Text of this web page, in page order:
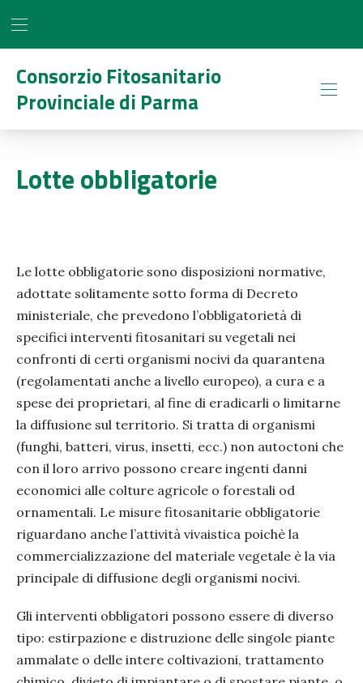
BAR NAVIGATION
Consorzio Fitosanitario
Provinciale di Parma
Lotte obbligatorie
Le lotte obbligatorie sono disposizioni normative,
adottate solitamente sotto forma di Decreto
ministeriale, che prevedono l’obbligatorietà di
specifici interventi fitosanitari su vegetali nei
confronti di certi organismi nocivi da quarantena
(regolamentati anche a livello europeo), a cura e a
spese dei proprietari, al fine di eradicarli o limitarne
la diffusione sul territorio. Si tratta di organismi
(funghi, batteri, virus, insetti, ecc.) non autoctoni che
con il loro arrivo possono creare ingenti danni
economici alle colture agricole o forestali od
ornamentali. Le misure fitosanitarie obbligatorie
riguardano anche l’attività vivaistica poichè la
commercializzazione del materiale vegetale è la via
principale di diffusione degli organismi nocivi.
Gli interventi obbligatori possono essere di diverso
tipo: estirpazione e distruzione delle singole piante
ammalate o delle intere coltivazioni, trattamento